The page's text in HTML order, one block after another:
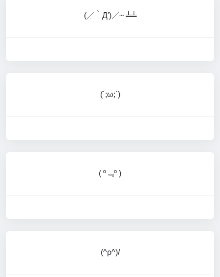
(／‵Д′)／~ ╧╧
(´;ω;`)
( º﹃º )
(^ρ^)/